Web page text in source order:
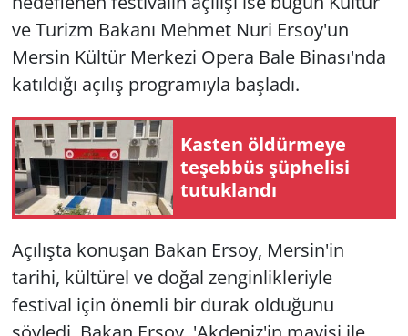
ve Turizm Bakanı Mehmet Nuri Ersoy'un
Mersin Kültür Merkezi Opera Bale Binası'nda
katıldığı açılış programıyla başladı.
Kasten öldürmeye
teşebbüs şüphelisi
tutuklandı
Açılışta konuşan Bakan Ersoy, Mersin'in
tarihi, kültürel ve doğal zenginlikleriyle
festival için önemli bir durak olduğunu